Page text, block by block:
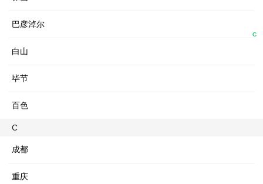
巴彦淖尔
白山
毕节
百色
C
成都
重庆
C